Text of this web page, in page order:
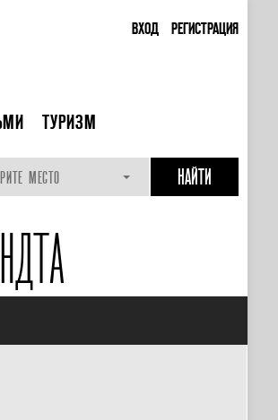
ВХОД РЕГИСТРАЦИЯ
ТУРИЗМ
МЕСТО